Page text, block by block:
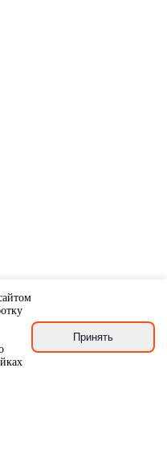
Принять